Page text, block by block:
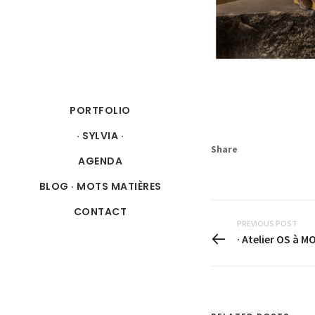
PORTFOLIO
· SYLVIA ·
AGENDA
BLOG · MOTS MATIÈRES
CONTACT
Share
PREVIOUS POST
· Atelier OS à